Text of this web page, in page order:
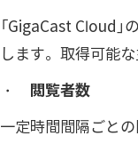
「GigaCast Cloud
します。取得可能
・
閲覧者数
一定時間間隔ごと